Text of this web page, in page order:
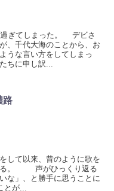
ぎてしまった。 デビさ
、千代大海のことから、お
うな言い方をしてしまっ
ちに申し訳...
路
して以来、昔のように歌を
る。 声がひっくり返る
な」、と勝手に思うことに
が...